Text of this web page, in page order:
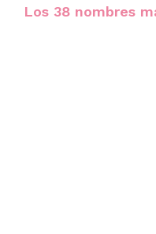
Los 38 nombres